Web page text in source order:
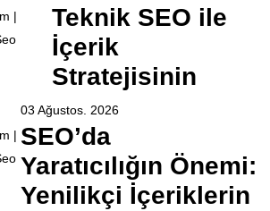
Teknik SEO ile
İçerik
Stratejisinin
03 Ağustos. 2026
SEO’da
Yaratıcılığın Önemi:
Yenilikçi İçeriklerin